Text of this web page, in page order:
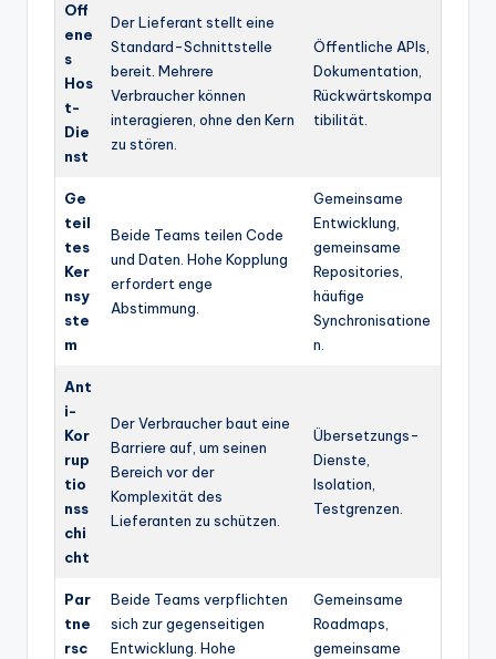
Off
ene
s
Hos
t-
Die
nst
Der Lieferant stellt eine
Standard-Schnittstelle
bereit. Mehrere
Verbraucher können
interagieren, ohne den Kern
zu stören.
Öffentliche APIs,
Dokumentation,
Rückwärtskompa
tibilität.
Ge
teil
tes
Ker
nsy
ste
m
Beide Teams teilen Code
und Daten. Hohe Kopplung
erfordert enge
Abstimmung.
Gemeinsame
Entwicklung,
gemeinsame
Repositories,
häufige
Synchronisatione
n.
Ant
i-
Kor
rup
tio
nss
chi
cht
Der Verbraucher baut eine
Barriere auf, um seinen
Bereich vor der
Komplexität des
Lieferanten zu schützen.
Übersetzungs-
Dienste,
Isolation,
Testgrenzen.
Par
tne
rsc
Beide Teams verpflichten
sich zur gegenseitigen
Entwicklung. Hohe
Gemeinsame
Roadmaps,
gemeinsame